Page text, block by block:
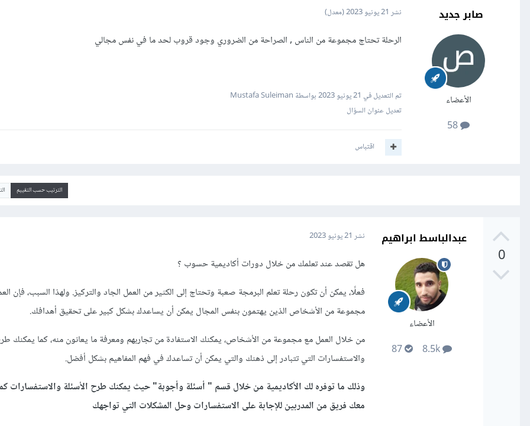
صابر جديد
الأعضاء
نشر 21 يونيو 2023 (معدل)
الرحلة تحتاج مجموعة من الناس , الصراحة من الضروري وجود قروب لحد ما في نفس مجالي
تم التعديل في 21 يونيو 2023
بواسطة Mustafa Suleiman
تعديل عنوان السؤال
اقتباس
الترتيب حسب التقييم
0
عبدالباسط ابراهيم
الأعضاء
نشر 21 يونيو 2023
هل تقصد عند تعلمك من خلال دورات أكاديمية حسوب ؟
فعلًا، يمكن أن تكون رحلة تعلم البرمجة صعبة وتحتاج إلى الكثير من العمل الجاد والتركيز. ولهذا السبب، فإن
مجموعة من الأشخاص الذين يهتمون بنفس المجال يمكن أن يساعدك بشكل كبير على تحقيق أهدافك.
من خلال العمل مع مجموعة من الأشخاص، يمكنك الاستفادة من تجاربهم ومعرفة ما يعانون منه، كما يمكنك
والاستفسارات التي تتبادر إلى ذهنك والتي يمكن أن تساعدك في فهم المفاهيم بشكل أفضل.
وذلك ما توفره لك الأكاديمية من خلال قسم " أسئلة وأجوبة" حيث يمكنك طرح الأسئلة والاستفسارات
معك فريق من المدربين للإجابة على الاستفسارات وحل المشكلات التي تواجهك